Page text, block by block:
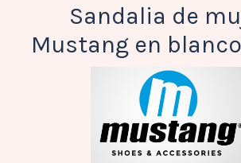
Sandalia de
Mustang en